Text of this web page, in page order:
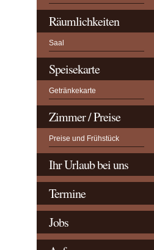
Räumlichkeiten
Saal
Speisekarte
Getränkekarte
Zimmer / Preise
Preise und Frühstück
Ihr Urlaub bei uns
Termine
Jobs